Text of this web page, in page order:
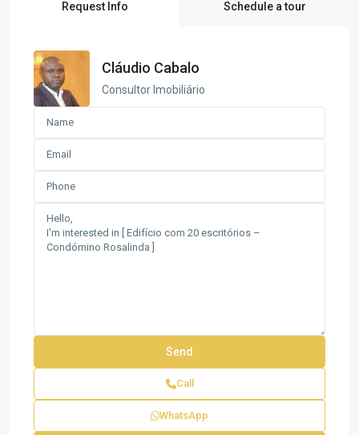
Request Info Schedule a tour
Cláudio Cabalo
Consultor Imobiliário
Call
WhatsApp